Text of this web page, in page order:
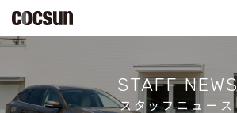
STAFF
スタッフニュース